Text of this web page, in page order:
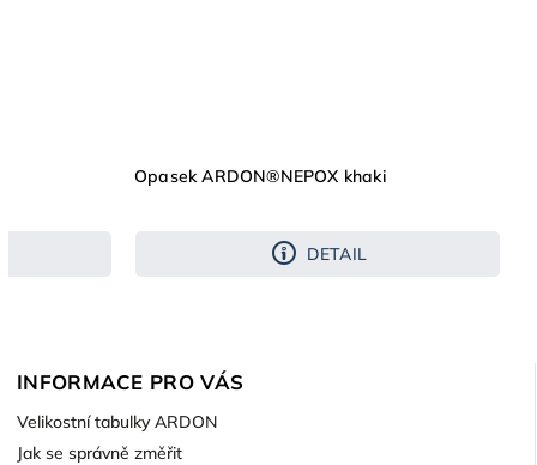
Opasek ARDON®NEPOX khaki
DETAIL
INFORMACE PRO VÁS
Velikostní tabulky ARDON
Jak se správně změřit